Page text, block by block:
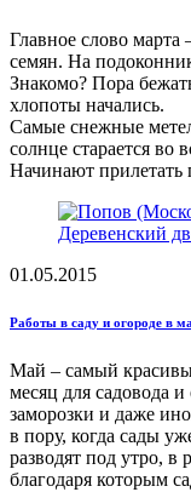
Главное слово марта
семян. На
Знакомо? Пора
хлопоты начались.
Самые снежные
солнце старается
Начинают прилетать
01.05.2015
Работы в саду и огороде в
Май – самый
месяц для садовода
заморозки и даже
в пору, когда сады
разводят под утро, в
благодаря которым